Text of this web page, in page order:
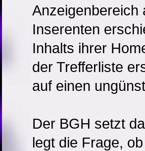
Anzeigenbereich
Inserenten
Inhalts ihrer
der Trefferliste
auf einen
Der BGH setzt
legt die Frage,